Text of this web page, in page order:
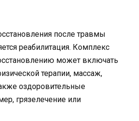
после травмы
реабилитация. Комплекс
может включать
терапии, массаж,
оздоровительные
грязелечение или